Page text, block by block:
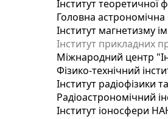
Інститут теоретичної
Головна астрономічна
Інститут магнетизму
Інститут прикладних
Міжнародний центр
Фізико-технічний
Інститут радіофізики
Радіоастрономічний
Інститут іоносфери